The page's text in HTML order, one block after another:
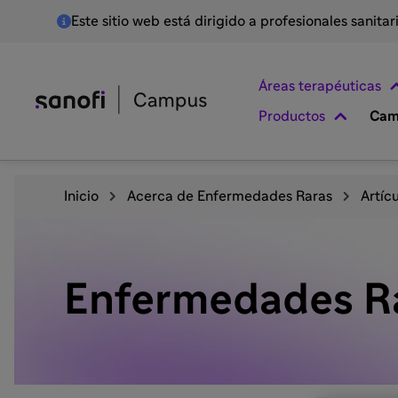
Este sitio web está dirigido a profesionales
Áreas terapéuticas
Productos
Inicio Acerca de Enfermedades Raras
Enfermedades